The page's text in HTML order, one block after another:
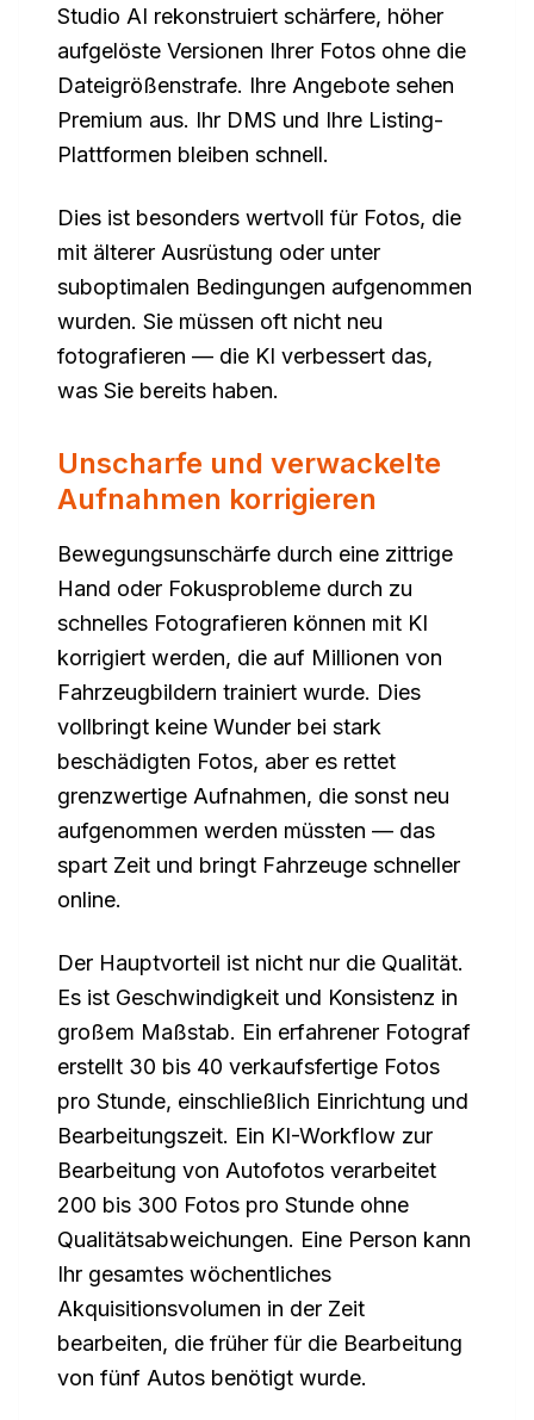
Studio AI rekonstruiert schärfere, höher
aufgelöste Versionen Ihrer Fotos ohne die
Dateigrößenstrafe. Ihre Angebote sehen
Premium aus. Ihr DMS und Ihre Listing-
Plattformen bleiben schnell.
Dies ist besonders wertvoll für Fotos, die
mit älterer Ausrüstung oder unter
suboptimalen Bedingungen aufgenommen
wurden. Sie müssen oft nicht neu
fotografieren — die KI verbessert das,
was Sie bereits haben.
Unscharfe und verwackelte
Aufnahmen korrigieren
Bewegungsunschärfe durch eine zittrige
Hand oder Fokusprobleme durch zu
schnelles Fotografieren können mit KI
korrigiert werden, die auf Millionen von
Fahrzeugbildern trainiert wurde. Dies
vollbringt keine Wunder bei stark
beschädigten Fotos, aber es rettet
grenzwertige Aufnahmen, die sonst neu
aufgenommen werden müssten — das
spart Zeit und bringt Fahrzeuge schneller
online.
Der Hauptvorteil ist nicht nur die Qualität.
Es ist Geschwindigkeit und Konsistenz in
großem Maßstab. Ein erfahrener Fotograf
erstellt 30 bis 40 verkaufsfertige Fotos
pro Stunde, einschließlich Einrichtung und
Bearbeitungszeit. Ein KI-Workflow zur
Bearbeitung von Autofotos verarbeitet
200 bis 300 Fotos pro Stunde ohne
Qualitätsabweichungen. Eine Person kann
Ihr gesamtes wöchentliches
Akquisitionsvolumen in der Zeit
bearbeiten, die früher für die Bearbeitung
von fünf Autos benötigt wurde.